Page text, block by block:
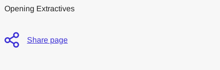
Opening Extractives
Share page